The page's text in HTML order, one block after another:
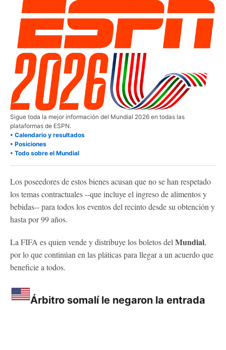
Sigue toda la mejor información del Mundial 2026 en todas las
plataformas de ESPN.
• Calendario y resultados
• Posiciones
• Todo sobre el Mundial
Los poseedores de estos bienes acusan que no se han respetado
los temas contractuales --que incluye el ingreso de alimentos y
bebidas-- para todos los eventos del recinto desde su obtención y
hasta por 99 años.
La FIFA es quien vende y distribuye los boletos delMundial,
por lo que continúan en las pláticas para llegar a un acuerdo que
beneficie a todos.
Árbitro somalí le negaron la entrada